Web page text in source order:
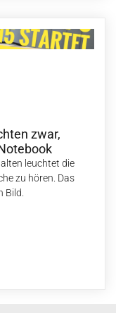
zwar,
leuchtet die
zu hören. Das
Bild.